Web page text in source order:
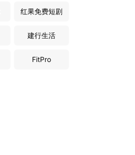
红果免费短剧
建行生活
FitPro